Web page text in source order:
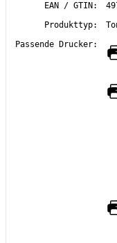
EAN / GTIN:
Produkttyp:
Passende Drucker: